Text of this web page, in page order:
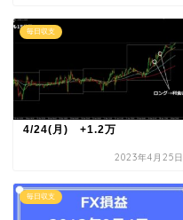
毎日収支
4/24(月) +1.2万
2023年4月25日
毎日収支